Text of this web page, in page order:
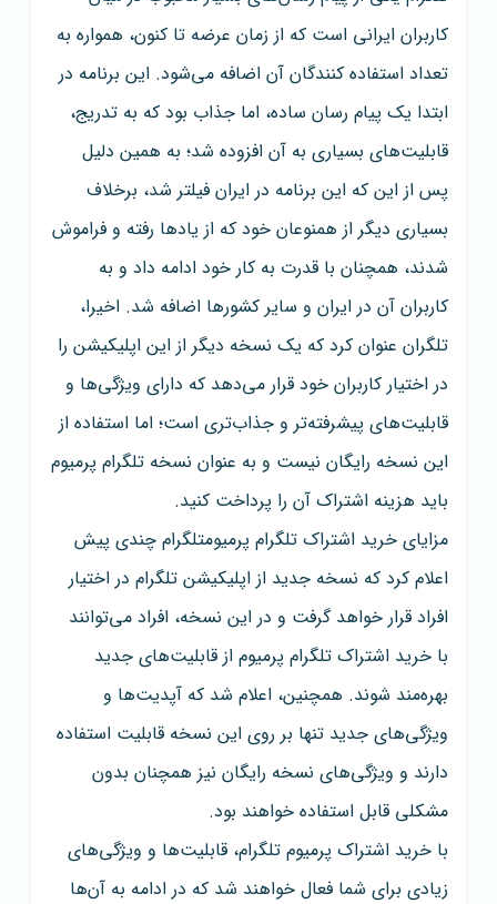
کاربران ایرانی است که از زمان عرضه تا کنون، همواره به
تعداد استفاده کنندگان آن اضافه می‌شود. این برنامه در
ابتدا یک پیام رسان ساده، اما جذاب بود که به تدریج،
قابلیت‌های بسیاری به آن افزوده شد؛ به همین دلیل
پس از این که این برنامه در ایران فیلتر شد، برخلاف
بسیاری دیگر از همنوعان خود که از یادها رفته و فراموش
شدند، همچنان با قدرت به کار خود ادامه داد و به
کاربران آن در ایران و سایر کشورها اضافه شد. اخیرا،
تلگران عنوان کرد که یک نسخه دیگر از این اپلیکیشن را
در اختیار کاربران خود قرار می‌دهد که دارای ویژگی‌ها و
قابلیت‌های پیشرفته‌تر و جذاب‌تری است؛ اما استفاده از
این نسخه رایگان نیست و به عنوان نسخه تلگرام پرمیوم
باید هزینه اشتراک آن را پرداخت کنید.
مزایای خرید اشتراک تلگرام پرمیومتلگرام چندی پیش
اعلام کرد که نسخه جدید از اپلیکیشن تلگرام در اختیار
افراد قرار خواهد گرفت و در این نسخه، افراد می‌توانند
با خرید اشتراک تلگرام پرمیوم از قابلیت‌های جدید
بهره‌مند شوند. همچنین، اعلام شد که آپدیت‌ها و
ویژگی‌های جدید تنها بر روی این نسخه قابلیت استفاده
دارند و ویژگی‌های نسخه رایگان نیز همچنان بدون
مشکلی قابل استفاده خواهند بود.
با خرید اشتراک پرمیوم تلگرام، قابلیت‌ها و ویژگی‌های
زیادی برای شما فعال خواهند شد که در ادامه به آن‌ها